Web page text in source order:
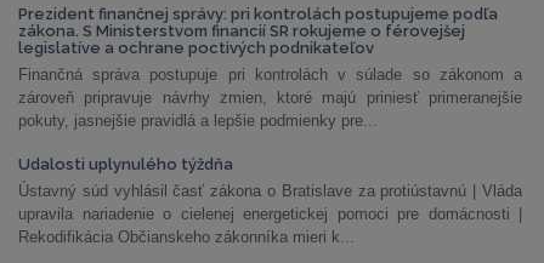
Prezident finančnej správy: pri kontrolách postupujeme podľa
zákona. S Ministerstvom financií SR rokujeme o férovejšej
legislatíve a ochrane poctivých podnikateľov
Finančná správa postupuje pri kontrolách v súlade so zákonom a
zároveň pripravuje návrhy zmien, ktoré majú priniesť primeranejšie
pokuty, jasnejšie pravidlá a lepšie podmienky pre...
Udalosti uplynulého týždňa
Ústavný súd vyhlásil časť zákona o Bratislave za protiústavnú | Vláda
upravila nariadenie o cielenej energetickej pomoci pre domácnosti |
Rekodifikácia Občianskeho zákonníka mieri k...